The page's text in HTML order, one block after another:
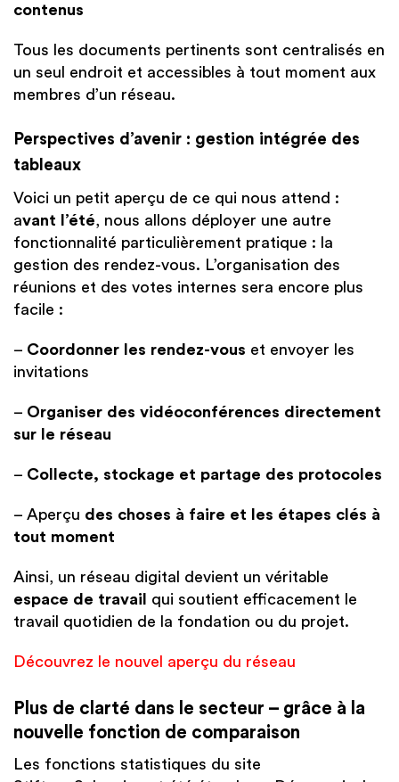
contenus
Tous les documents pertinents sont centralisés en
un seul endroit et accessibles à tout moment aux
membres d’un réseau.
Perspectives d’avenir : gestion intégrée des
tableaux
Voici un petit aperçu de ce qui nous attend :
avant l’été, nous allons déployer une autre
fonctionnalité particulièrement pratique : la
gestion des rendez-vous. L’organisation des
réunions et des votes internes sera encore plus
facile :
– Coordonner les rendez-vous et envoyer les
invitations
– Organiser des vidéoconférences directement
sur le réseau
– Collecte, stockage et partage des protocoles
– Aperçu des choses à faire et les étapes clés à
tout moment
Ainsi, un réseau digital devient un véritable
espace de travail
qui soutient efficacement le
travail quotidien de la fondation ou du projet.
Découvrez le nouvel aperçu du réseau
Plus de clarté dans le secteur – grâce à la
nouvelle fonction de comparaison
Les fonctions statistiques du site